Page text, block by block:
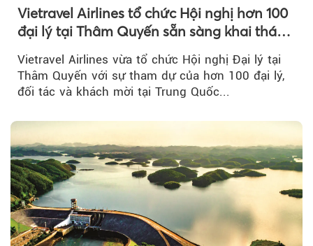
Vietravel Airlines tổ chức Hội nghị hơn 100
đại lý tại Thâm Quyến sẵn sàng khai thác
đường bay thẳng TP.HCM - Thâm Quyến
Vietravel Airlines vừa tổ chức Hội nghị Đại lý tại
Thâm Quyến với sự tham dự của hơn 100 đại lý,
đối tác và khách mời tại Trung Quốc...